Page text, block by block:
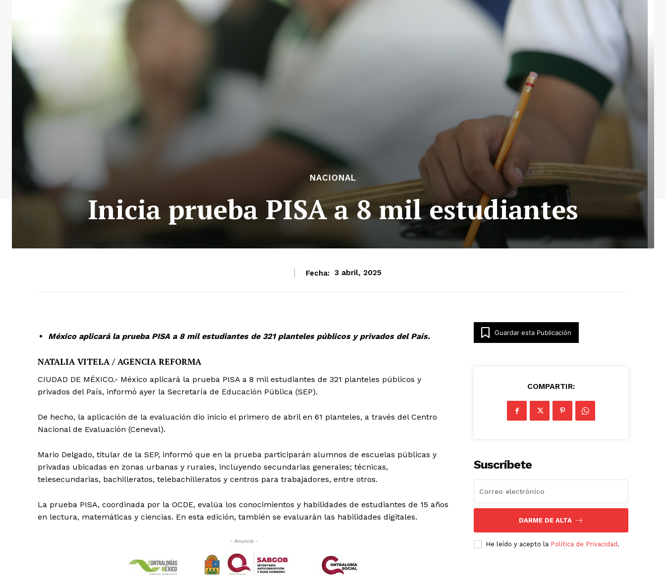
NACIONAL
Inicia prueba PISA a 8 mil estudiantes
Fecha: 3 abril, 2025
México aplicará la prueba PISA a 8 mil estudiantes de 321 planteles públicos y privados del País.
NATALIA VITELA / AGENCIA REFORMA
CIUDAD DE MÉXICO.- México aplicará la prueba PISA a 8 mil estudiantes de 321 planteles públicos y
privados del País, informó ayer la Secretaría de Educación Pública (SEP).
De hecho, la aplicación de la evaluación dio inicio el primero de abril en 61 planteles, a través del Centro
Nacional de Evaluación (Ceneval).
Mario Delgado, titular de la SEP, informó que en la prueba participarán alumnos de escuelas públicas y
privadas ubicadas en zonas urbanas y rurales, incluyendo secundarias generales; técnicas,
telesecundarias, bachilleratos, telebachilleratos y centros para trabajadores, entre otros.
La prueba PISA, coordinada por la OCDE, evalúa los conocimientos y habilidades de estudiantes de 15 años
en lectura, matemáticas y ciencias. En esta edición, también se evaluarán las habilidades digitales.
- Anuncio -
Guardar esta Publicación
COMPARTIR:
Suscríbete
DARME DE ALTA
He leído y acepto la Política de Privacidad .